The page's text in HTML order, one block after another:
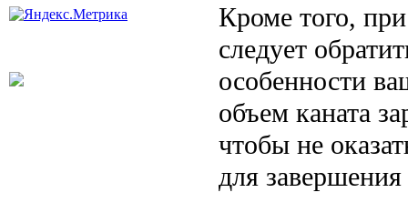
Кроме того,
следует
особенности
объем каната
чтобы не
для завершения